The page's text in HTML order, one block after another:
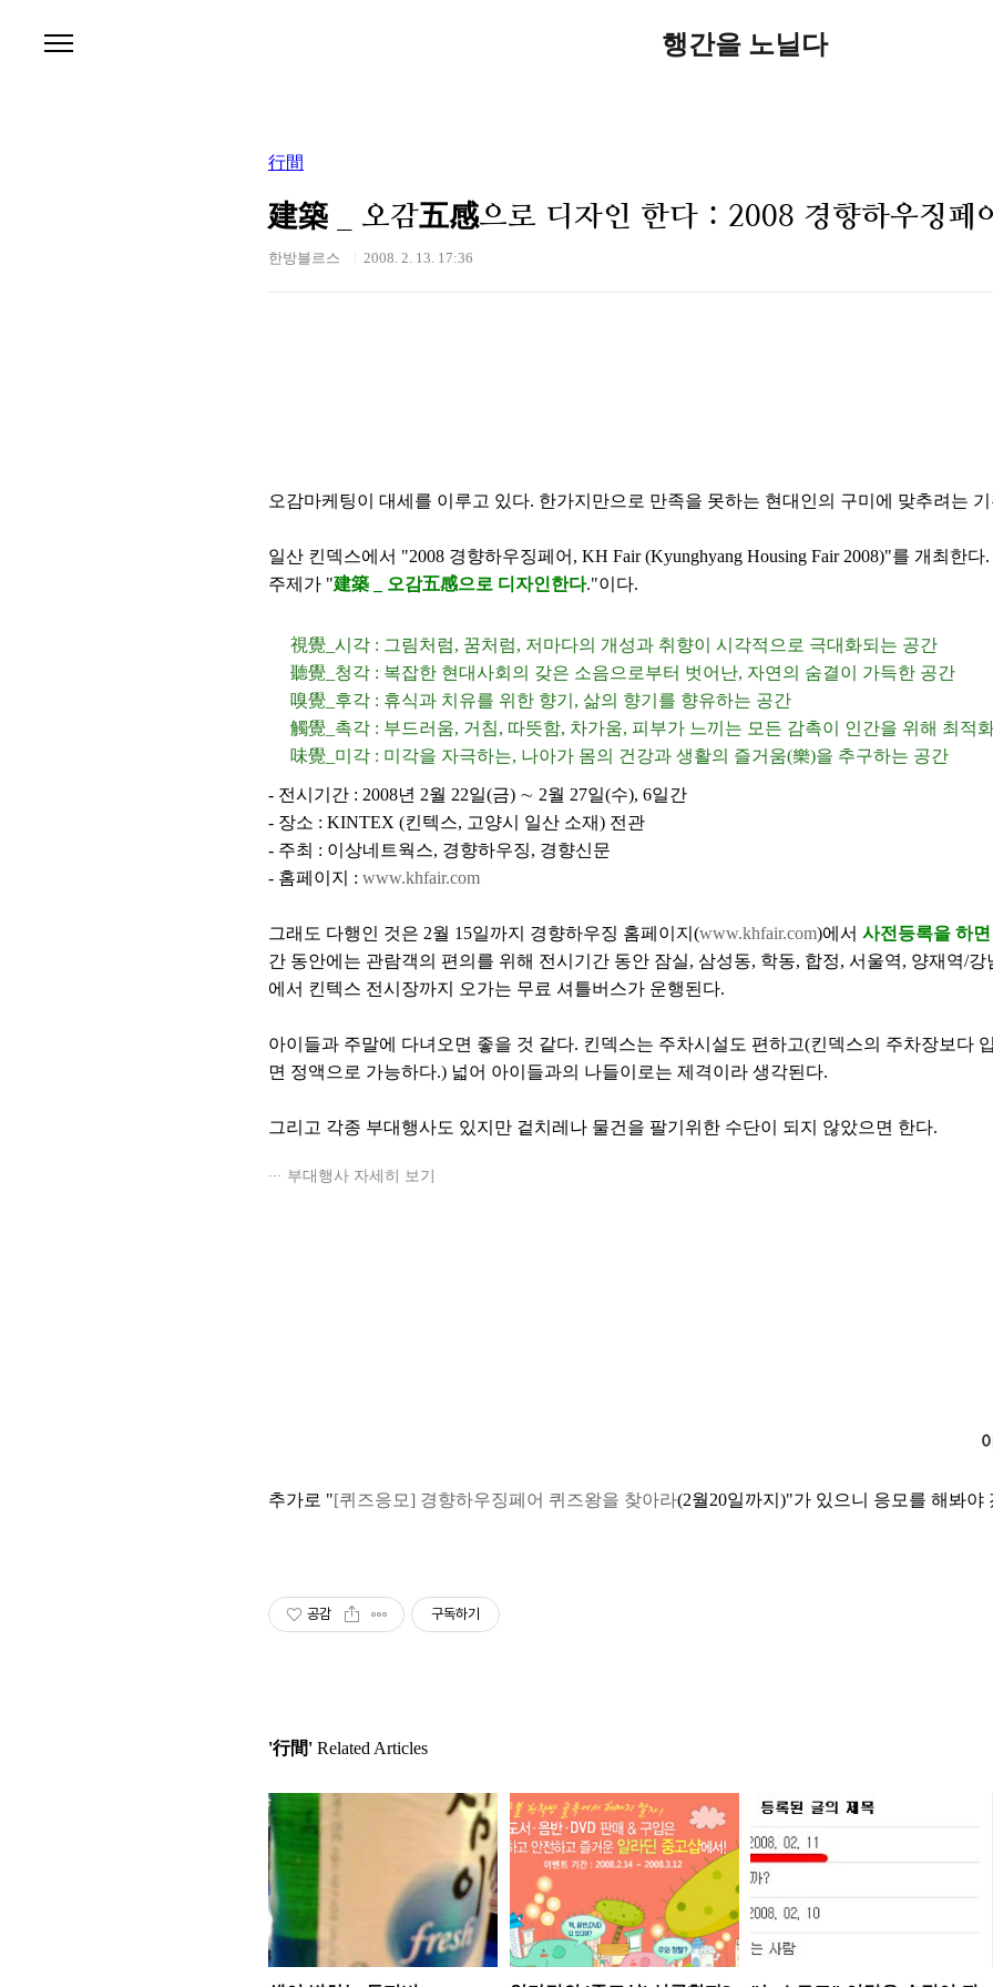
행간을 노닐다
行間
建築 _ 오감五感으로 디자인 한다 : 2008 경향하우징페
한방블르스 2008. 2. 13. 17:36
오감마케팅이 대세를 이루고 있다. 한가지만으로 만족을 못하는 현대인의 구미에 맞추려는
일산 킨덱스에서 "2008 경향하우징페어, KH Fair (Kyunghyang Housing Fair 2008)"를 개최한다.
주제가 "建築 _ 오감五感으로 디자인한다."이다.
視覺_시각 : 그림처럼, 꿈처럼, 저마다의 개성과 취향이 시각적으로 극대화되는 공간
聽覺_청각 : 복잡한 현대사회의 갖은 소음으로부터 벗어난, 자연의 숨결이 가득한 공간
嗅覺_후각 : 휴식과 치유를 위한 향기, 삶의 향기를 향유하는 공간
觸覺_촉각 : 부드러움, 거침, 따뜻함, 차가움, 피부가 느끼는 모든 감촉이 인간을 위해 최적
味覺_미각 : 미각을 자극하는, 나아가 몸의 건강과 생활의 즐거움(樂)을 추구하는 공간
- 전시기간 : 2008년 2월 22일(금) ∼ 2월 27일(수), 6일간
- 장소 : KINTEX (킨텍스, 고양시 일산 소재) 전관
- 주최 : 이상네트웍스, 경향하우징, 경향신문
- 홈페이지 : www.khfair.com
그래도 다행인 것은 2월 15일까지 경향하우징 홈페이지(www.khfair.com)에서 사전등록을 하
간 동안에는 관람객의 편의를 위해 전시기간 동안 잠실, 삼성동, 학동, 합정, 서울역, 양재역/
에서 킨텍스 전시장까지 오가는 무료 셔틀버스가 운행된다.
아이들과 주말에 다녀오면 좋을 것 같다. 킨덱스는 주차시설도 편하고(킨덱스의 주차장보다
면 정액으로 가능하다.) 넓어 아이들과의 나들이로는 제격이라 생각된다.
그리고 각종 부대행사도 있지만 겉치레나 물건을 팔기위한 수단이 되지 않았으면 한다.
부대행사 자세히 보기
추가로 "[퀴즈응모] 경향하우징페어 퀴즈왕을 찾아라(2월20일까지)"가 있으니 응모를 해봐야
공감 구독하기
'行間' Related Articles